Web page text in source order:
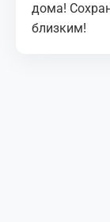
дома!
близким!